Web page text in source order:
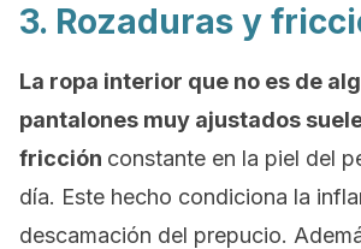
3. Rozaduras y
La ropa interior que no es de
pantalones muy ajustados
fricción constante en la piel del
día. Este hecho condiciona la
descamación del prepucio.